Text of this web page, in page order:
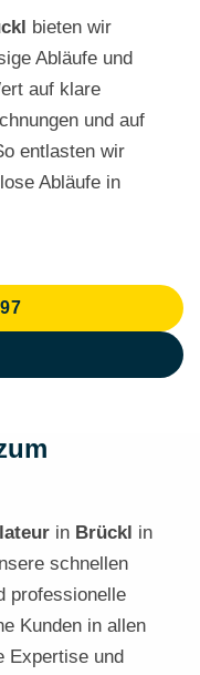
bieten wir
Abläufe und
auf klare
und auf
entlasten wir
Abläufe in
in Brückl in
schnellen
professionelle
Kunden in allen
Expertise und